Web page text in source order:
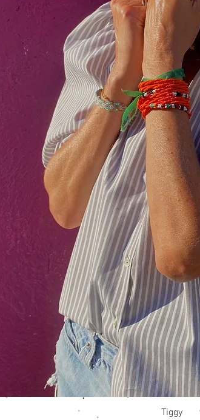
Aperçu rapide
Tiggy